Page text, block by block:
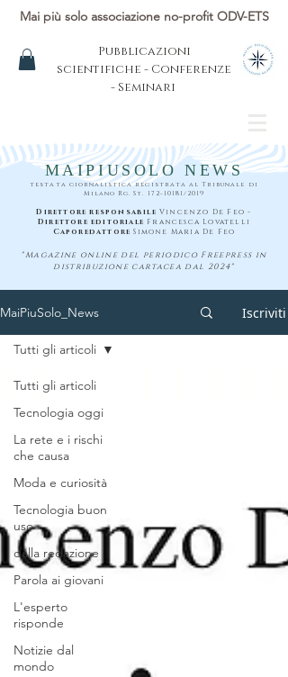
Mai più solo associazione no-profit ODV-ETS
Pubblicazioni
scientifiche - Conferenze
- Seminari
MAIPIUSOLO NEWS
testata giornalistica registrata al Tribunale di
Milano Rg. St. 172-10181 /2019
Direttore responsabile Vincenzo De Feo -
Direttore editoriale Francesca Lovatelli
Caporedattore Simone Maria De Feo
"Magazine online del periodico Freepress in
distribuzione cartacea dal 2024"
MaiPiuSolo_News Iscriviti
Tutti gli articoli
Tecnologia oggi
La rete e i rischi
che causa
Moda e curiosità
Tecnologia buon
uso
dalla redazione
Parola ai giovani
L'esperto
risponde
Notizie dal
mondo
Tutti gli articoli